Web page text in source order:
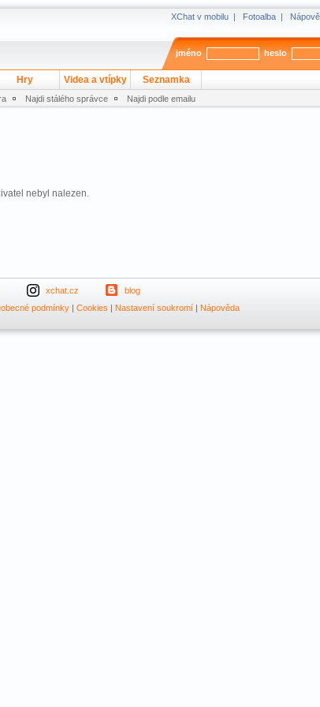
XChat v mobilu | Fotoalba |
jméno heslo
Hry Videa a vtípky Seznamka
Najdi stálého správce Najdi podle emailu
nebyl nalezen.
xchat.cz
blog
podmínky| Cookies | Nastavení soukromí| Nápověda